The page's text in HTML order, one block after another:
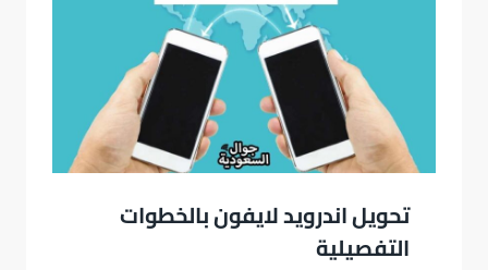
تحويل اندرويد لايفون بالخطوات
التفصيلية